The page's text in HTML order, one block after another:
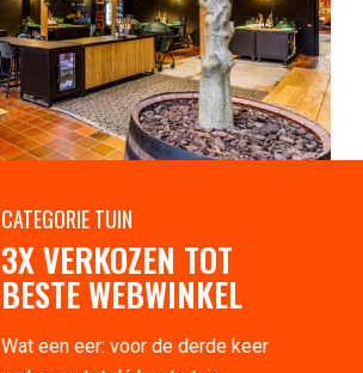
CATEGORIE TUIN
3X VERKOZEN TOT
BESTE WEBWINKEL
Wat een eer: voor de derde keer